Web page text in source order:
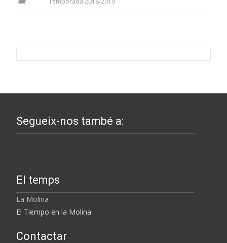
Segueix-nos també a:
El temps
La Molina
El Tiempo en la Molina
Contactar